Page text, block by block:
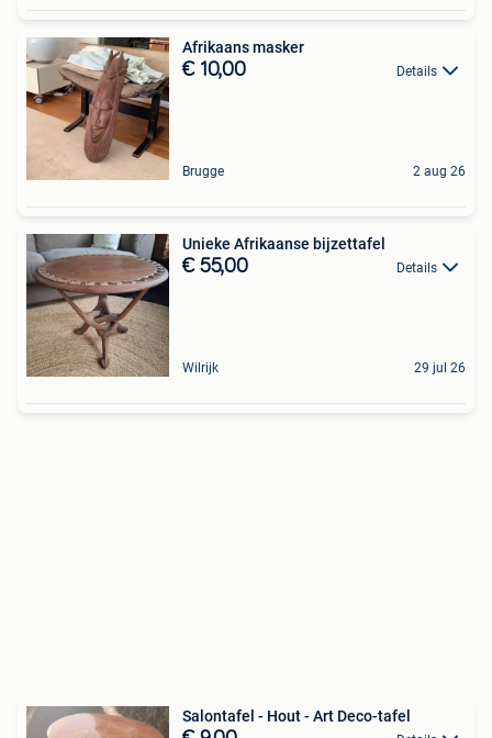
Afrikaans masker
€ 10,00 Details
Brugge 2 aug 26
Unieke Afrikaanse bijzettafel
€ 55,00 Details
Wilrijk 29 jul 26
Salontafel - Hout - Art Deco-tafel